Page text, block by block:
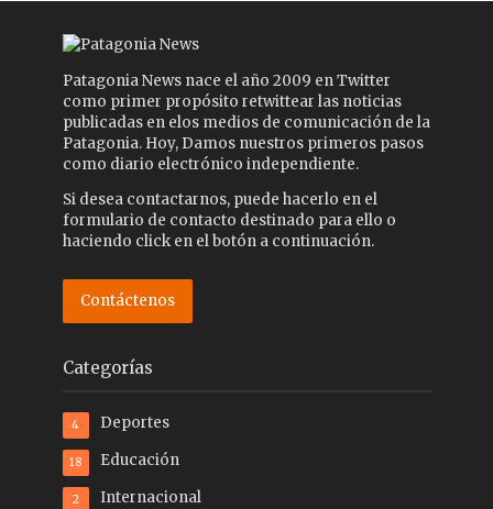
Patagonia News nace el año 2009 en Twitter
como primer propósito retwittear las noticias
publicadas en elos medios de comunicación de la
Patagonia. Hoy, Damos nuestros primeros pasos
como diario electrónico independiente.
Si desea contactarnos, puede hacerlo en el
formulario de contacto destinado para ello o
haciendo click en el botón a continuación.
Contáctenos
Categorías
Deportes
4
Educación
18
Internacional
2